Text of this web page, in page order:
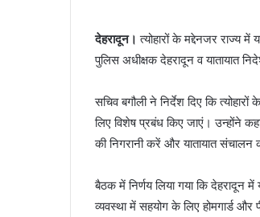
देहरादून। त्योहारों के मद्देनजर राज्य
पुलिस अधीक्षक देहरादून व यातायात
सचिव बगौली ने निर्देश दिए कि
लिए विशेष प्रबंध किए जाएं। उन्होंने
की निगरानी करें और यातायात संचालन
बैठक में निर्णय लिया गया कि देहरादून
व्यवस्था में सहयोग के लिए होमगार्ड